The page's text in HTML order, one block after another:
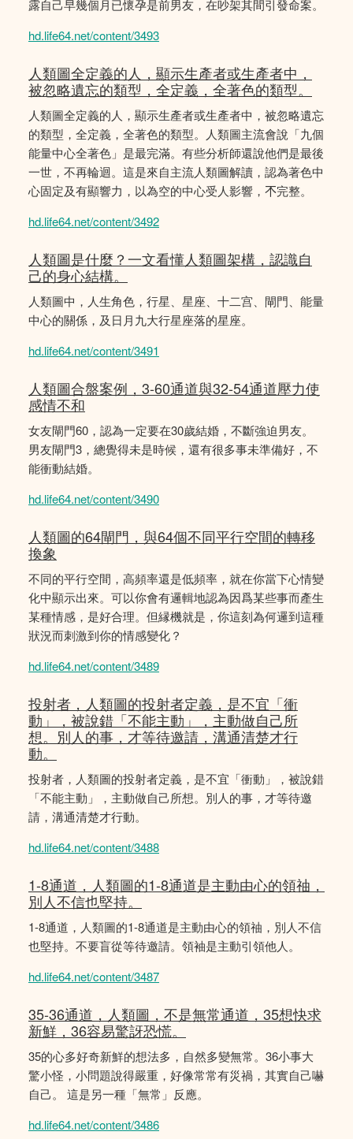
露自己早幾個月已懷孕是前男友，在吵架其間引發命案。
hd.life64.net/content/3493
人類圖全定義的人，顯示生產者或生產者中，
被忽略遺忘的類型，全定義，全著色的類型。
人類圖全定義的人，顯示生產者或生產者中，被忽略遺忘
的類型，全定義，全著色的類型。人類圖主流會說「九個
能量中心全著色」是最完滿。有些分析師還說他們是最後
一世，不再輪迴。這是來自主流人類圖解讀，認為著色中
心固定及有顯響力，以為空的中心受人影響，𣎴完整。
hd.life64.net/content/3492
人類圖是什麼？一文看懂人類圖架構，認識自
己的身心結構。
人類圖中，人生角色，行星、星座、十二宫、閘門、能量
中心的關係，及日月九大行星座落的星座。
hd.life64.net/content/3491
人類圖合盤案例，3-60通道與32-54通道壓力使
感情不和
女友閘門60，認為一定要在30歲結婚，不斷強迫男友。
男友閘門3，總覺得未是時候，還有很多事未準備好，不
能衝動結婚。
hd.life64.net/content/3490
人類圖的64閘門，與64個不同平行空間的轉移
換象
不同的平行空間，高頻率還是低頻率，就在你當下心情變
化中顯示出來。可以你會有邏輯地認為因爲某些事而產生
某種情感，是好合理。但縁機就是，你這刻為何邏到這種
狀況而刺激到你的情感變化？
hd.life64.net/content/3489
投射者，人類圖的投射者定義，是不宜「衝
動」，被說錯「不能主動」，主動做自己所
想。別人的事，才等待邀請，溝通清楚才行
動。
投射者，人類圖的投射者定義，是不宜「衝動」，被說錯
「不能主動」，主動做自己所想。別人的事，才等待邀
請，溝通清楚才行動。
hd.life64.net/content/3488
1-8通道，人類圖的1-8通道是主動由心的領䄂，
別人不信也堅持。
1-8通道，人類圖的1-8通道是主動由心的領䄂，別人不信
也堅持。不要盲從等待邀請。領袖是主動引領他人。
hd.life64.net/content/3487
35-36通道，人類圖，不是無常通道，35想快求
新鮮，36容易驚訝恐慌。
35的心多好奇新鮮的想法多，自然多變無常。36小事大
驚小怪，小問題說得嚴重，好像常常有災禍，其實自己嚇
自己。 這是另一種「無常」反應。
hd.life64.net/content/3486